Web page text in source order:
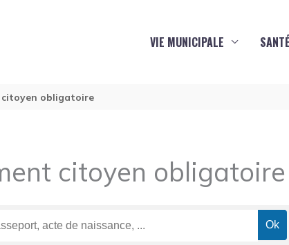
VIE MUNICIPALE
citoyen obligatoire
citoyen obligatoire